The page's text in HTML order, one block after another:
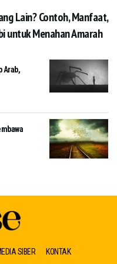
Lain? Contoh, Manfaat,
untuk Menahan Amarah
Arab,
SIBER KONTAK